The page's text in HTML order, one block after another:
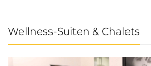
Wellness-Suiten & Chalets